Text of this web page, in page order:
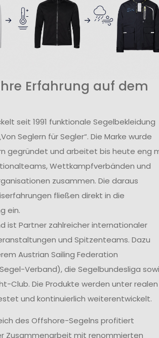
Erfahrung auf dem
seit 1991 funktionale Segelbekleidung
Seglern für Segler“. Die Marke wurde
gegründet und arbeitet bis heute eng
Wettkampfverbänden und
zusammen. Die daraus
fließen direkt in die
ein.
ist Partner zahlreicher internationaler
und Spitzenteams. Dazu
Austrian Sailing Federation
Verband), die Segelbundesliga
Club. Die Produkte werden unter realen
und kontinuierlich weiterentwickelt.
des Offshore-Segelns profitiert
Zusammenarbeit mit renommierten